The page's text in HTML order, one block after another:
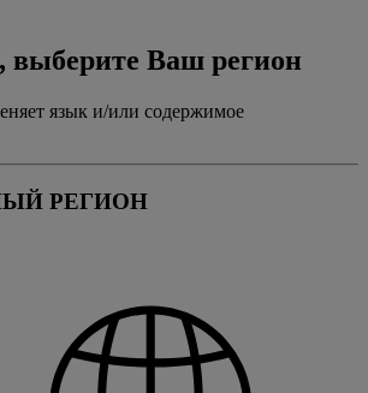
выберите Ваш регион
язык и/или содержимое
РЕГИОН